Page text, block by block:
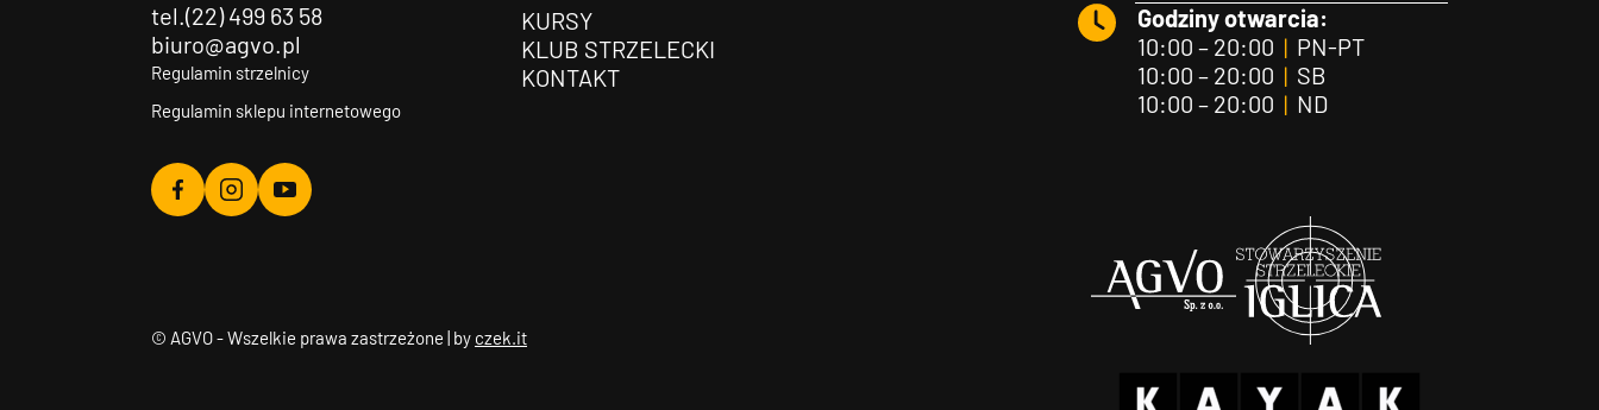
tel.(22) 499 63 58
biuro@agvo.pl
Regulamin strzelnicy
Regulamin sklepu internetowego
Agvo
Agvo
Agvo
KURSY
KLUB STRZELECKI
KONTAKT
Godziny otwarcia:
10:00 – 20:00 |PN-PT
10:00 – 20:00 |SB
10:00 – 20:00 |ND
© AGVO - Wszelkie prawa zastrzeżone | by czek.it
Agvo Iglica